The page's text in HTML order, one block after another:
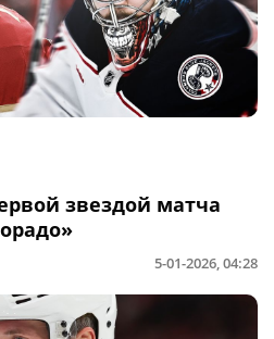
звездой матча
5-01-2026, 04:28